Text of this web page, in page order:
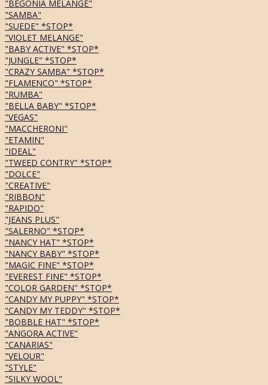
"BEGONIA MELANGE"
"SAMBA"
"SUEDE" *STOP*
"VIOLET MELANGE"
"BABY ACTIVE" *STOP*
"JUNGLE" *STOP*
"CRAZY SAMBA" *STOP*
"FLAMENCO" *STOP*
"RUMBA"
"BELLA BABY" *STOP*
"VEGAS"
"MACCHERONI"
"ETAMIN"
"IDEAL"
"TWEED CONTRY" *STOP*
"DOLCE"
"CREATIVE"
"RIBBON"
"RAPIDO"
"JEANS PLUS"
"SALERNO" *STOP*
"NANCY HAT" *STOP*
"NANCY BABY" *STOP*
"MAGIC FINE" *STOP*
"EVEREST FINE" *STOP*
"COLOR GARDEN" *STOP*
"CANDY MY PUPPY" *STOP*
"CANDY MY TEDDY" *STOP*
"BOBBLE HAT" *STOP*
"ANGORA ACTIVE"
"CANARIAS"
"VELOUR"
"STYLE"
"SILKY WOOL"